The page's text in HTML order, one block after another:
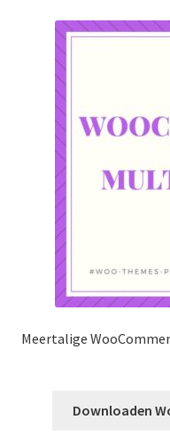
Meertalige
Downloaden